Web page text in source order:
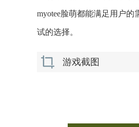
myotee脸萌都能满足用户
试的选择。
游戏截图